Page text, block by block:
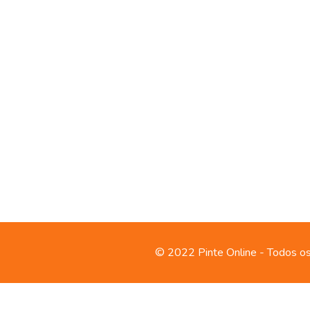
© 2022 Pinte Online - Todos